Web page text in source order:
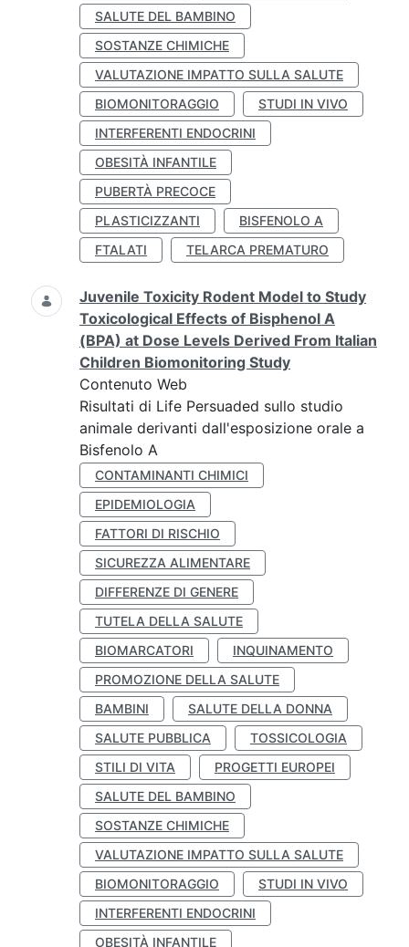
SALUTE DEL BAMBINO
SOSTANZE CHIMICHE
VALUTAZIONE IMPATTO SULLA SALUTE
BIOMONITORAGGIO
STUDI IN VIVO
INTERFERENTI ENDOCRINI
OBESITÀ INFANTILE
PUBERTÀ PRECOCE
PLASTICIZZANTI
BISFENOLO A
FTALATI
TELARCA PREMATURO
Juvenile Toxicity Rodent Model to Study
Toxicological Effects of Bisphenol A
(BPA) at Dose Levels Derived From Italian
Children Biomonitoring Study
Contenuto Web
Risultati di Life Persuaded sullo studio
animale derivanti dall'esposizione orale a
Bisfenolo A
CONTAMINANTI CHIMICI
EPIDEMIOLOGIA
FATTORI DI RISCHIO
SICUREZZA ALIMENTARE
DIFFERENZE DI GENERE
TUTELA DELLA SALUTE
BIOMARCATORI
INQUINAMENTO
PROMOZIONE DELLA SALUTE
BAMBINI
SALUTE DELLA DONNA
SALUTE PUBBLICA
TOSSICOLOGIA
STILI DI VITA
PROGETTI EUROPEI
SALUTE DEL BAMBINO
SOSTANZE CHIMICHE
VALUTAZIONE IMPATTO SULLA SALUTE
BIOMONITORAGGIO
STUDI IN VIVO
INTERFERENTI ENDOCRINI
OBESITÀ INFANTILE